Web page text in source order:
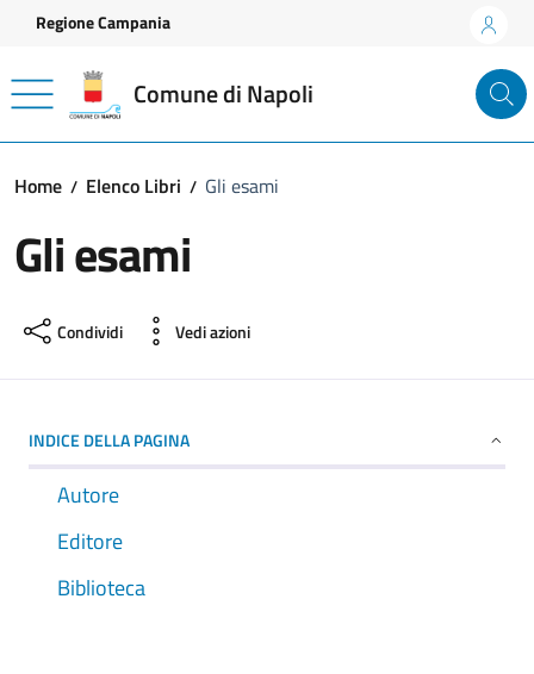
Vai ai contenuti
Vai al footer
Regione Campania
Comune di Napoli
Home Elenco Libri Gli esami
Gli esami
Condividi Vedi azioni
INDICE DELLA PAGINA
Autore
Editore
Biblioteca